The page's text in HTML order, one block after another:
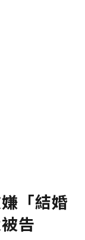
「結婚
告